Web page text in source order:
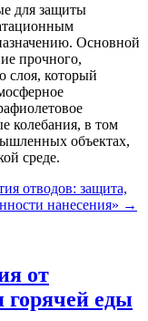
для защиты
Основной
прочного,
слоя, который
колебания, в том
объектах,
среде.
отводов: защита,
нанесения» →
от
горячей еды